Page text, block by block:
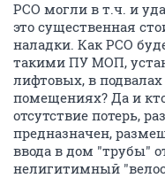
РСО могли в т.ч. и
это существенная
наладки. Как РСО
такими ПУ МОП,
лифтовых, в
помещениях? Да и
отсутствие потерь,
предназначен,
ввода в дом "трубы"
нелигитимный